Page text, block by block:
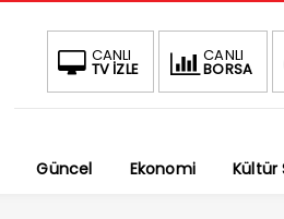
CANLI
TV İZLE
CANLI
BORSA
Güncel Ekonomi Kültür